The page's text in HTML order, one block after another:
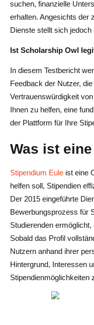
Wie kann ich in den
Stipendium erhalten?
Ist das Stipendium zu
Welches Stipendium
bekommen?
suchen, finanzielle
erhalten. Angesichts der
Dienste stellt sich jedoch
Ist Scholarship Owl
In diesem Testbericht
Feedback der Nutzer,
Vertrauenswürdigkeit
Ihnen zu helfen, eine
der Plattform für Ihre
Was ist
Stipendium Eule ist eine
helfen soll, Stipendien
Der 2015 eingeführte
Bewerbungsprozess für
Studierenden
Sobald das Profil
Nutzern anhand ihrer
Hintergrund, Interessen
Stipendienmöglichkeiten